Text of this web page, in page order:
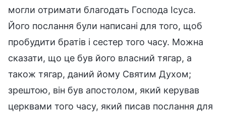
могли отримати благодать Господа Ісуса.
Його послання були написані для того, щоб
пробудити братів і сестер того часу. Можна
сказати, що це був його власний тягар, а
також тягар, даний йому Святим Духом;
зрештою, він був апостолом, який керував
церквами того часу, який писав послання для